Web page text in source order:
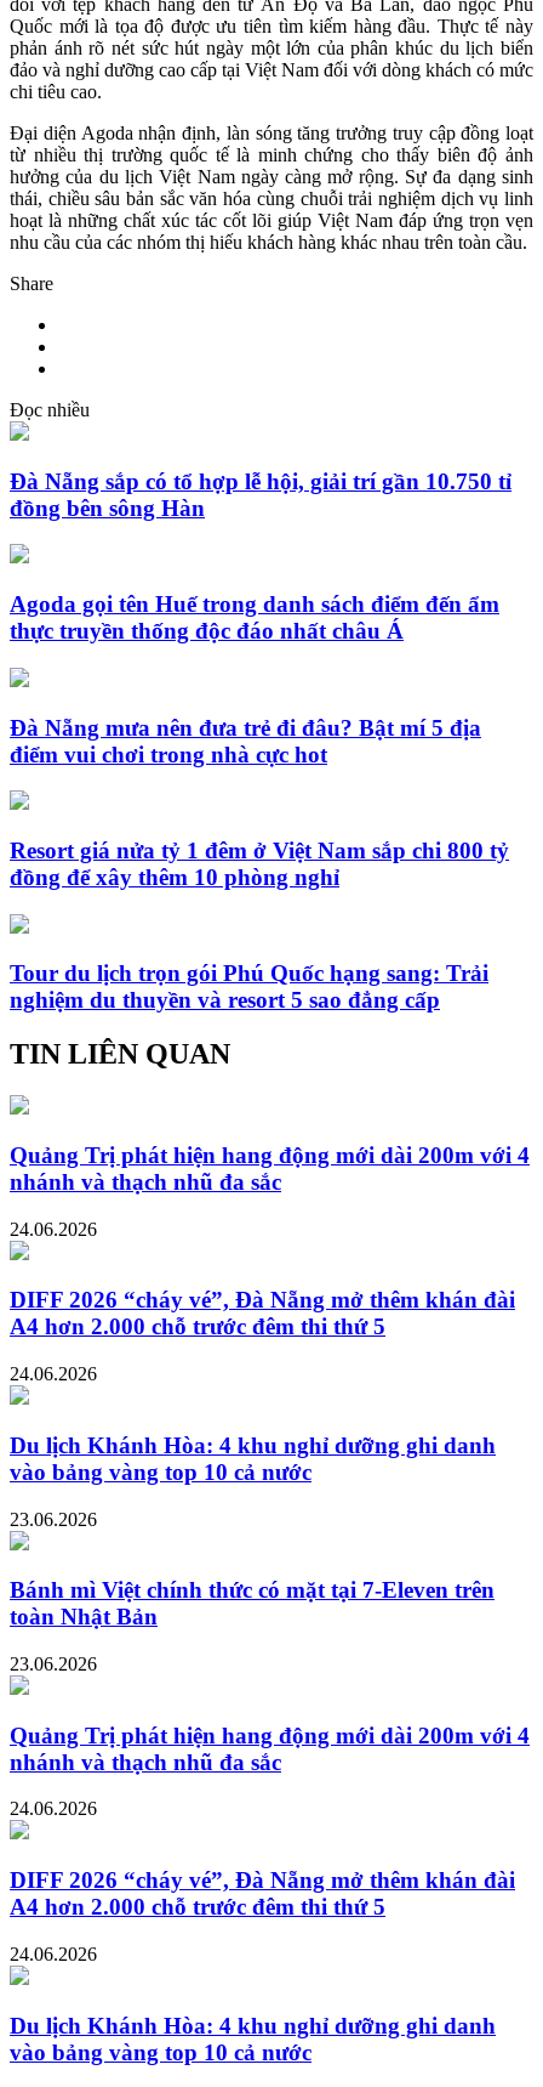
đối với tệp khách hàng đến từ Ấn Độ và Ba Lan, đảo ngọc Phú
Quốc mới là tọa độ được ưu tiên tìm kiếm hàng đầu. Thực tế này
phản ánh rõ nét sức hút ngày một lớn của phân khúc du lịch biển
đảo và nghỉ dưỡng cao cấp tại Việt Nam đối với dòng khách có mức
chi tiêu cao.
Đại diện Agoda nhận định, làn sóng tăng trưởng truy cập đồng loạt
từ nhiều thị trường quốc tế là minh chứng cho thấy biên độ ảnh
hưởng của du lịch Việt Nam ngày càng mở rộng. Sự đa dạng sinh
thái, chiều sâu bản sắc văn hóa cùng chuỗi trải nghiệm dịch vụ linh
hoạt là những chất xúc tác cốt lõi giúp Việt Nam đáp ứng trọn vẹn
nhu cầu của các nhóm thị hiếu khách hàng khác nhau trên toàn cầu.
Share
Đọc nhiều
Đà Nẵng sắp có tổ hợp lễ hội, giải trí gần 10.750 tỉ
đồng bên sông Hàn
Agoda gọi tên Huế trong danh sách điểm đến ẩm
thực truyền thống độc đáo nhất châu Á
Đà Nẵng mưa nên đưa trẻ đi đâu? Bật mí 5 địa
điểm vui chơi trong nhà cực hot
Resort giá nửa tỷ 1 đêm ở Việt Nam sắp chi 800 tỷ
đồng để xây thêm 10 phòng nghỉ
Tour du lịch trọn gói Phú Quốc hạng sang: Trải
nghiệm du thuyền và resort 5 sao đẳng cấp
TIN LIÊN QUAN
Quảng Trị phát hiện hang động mới dài 200m với 4
nhánh và thạch nhũ đa sắc
24.06.2026
DIFF 2026 “cháy vé”, Đà Nẵng mở thêm khán đài
A4 hơn 2.000 chỗ trước đêm thi thứ 5
24.06.2026
Du lịch Khánh Hòa: 4 khu nghỉ dưỡng ghi danh
vào bảng vàng top 10 cả nước
23.06.2026
Bánh mì Việt chính thức có mặt tại 7-Eleven trên
toàn Nhật Bản
23.06.2026
Quảng Trị phát hiện hang động mới dài 200m với 4
nhánh và thạch nhũ đa sắc
24.06.2026
DIFF 2026 “cháy vé”, Đà Nẵng mở thêm khán đài
A4 hơn 2.000 chỗ trước đêm thi thứ 5
24.06.2026
Du lịch Khánh Hòa: 4 khu nghỉ dưỡng ghi danh
vào bảng vàng top 10 cả nước